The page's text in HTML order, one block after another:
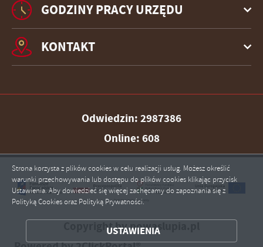
GODZINY PRACY URZĘDU
KONTAKT
Odwiedzin: 2987386
Online: 608
Copyright by nowaslupia.pl
Strona korzysta z plików cookies w celu realizacji usług. Możesz określić
warunki przechowywania lub dostępu do plików cookies klikając przycisk
Ustawienia. Aby dowiedzieć się więcej zachęcamy do zapoznania się z
Polityką Cookies oraz Polityką Prywatności.
USTAWIENIA
ZEZWÓL NA WSZYSTKIE